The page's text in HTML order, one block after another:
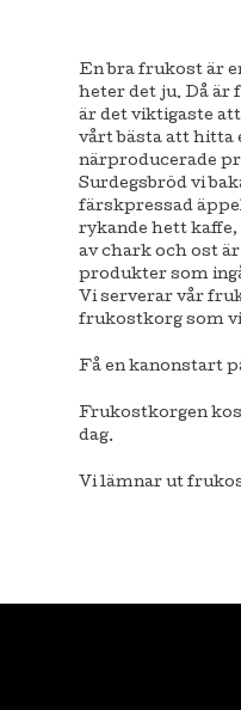
En bra frukost är
heter det ju. Då är
är det viktigaste
vårt bästa att hitta
närproducerade
Surdegsbröd vi
färskpressad
rykande hett
av chark och ost är
produkter som
Vi serverar vår
frukostkorg som
Få en kanonstart
Frukostkorgen
dag.
Vi lämnar ut